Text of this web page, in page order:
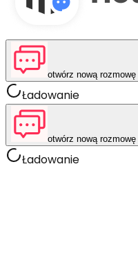
otwórz nową rozmowę
Ładowanie
otwórz nową rozmowę
Ładowanie